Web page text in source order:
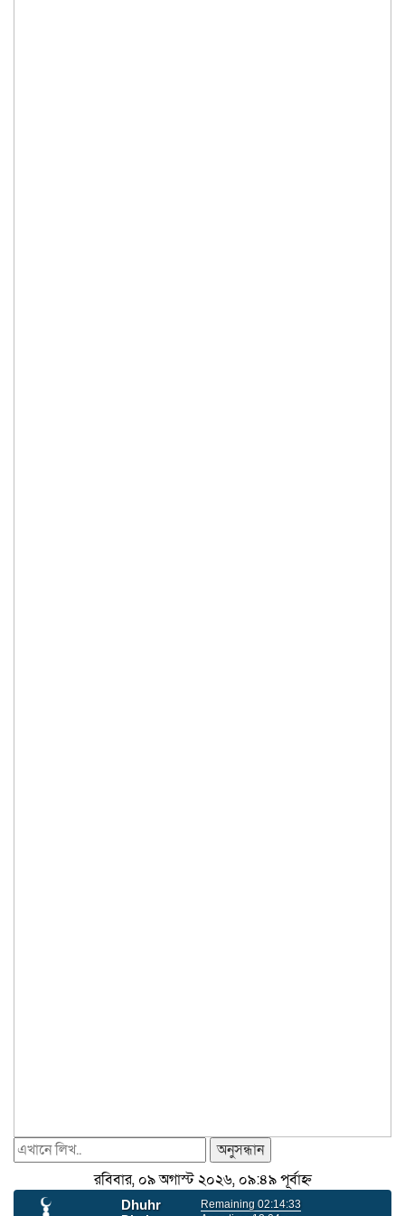
অনুসন্ধান
রবিবার, ০৯ অগাস্ট ২০২৬, ০৯:৪৯ পূর্বাহ্ন